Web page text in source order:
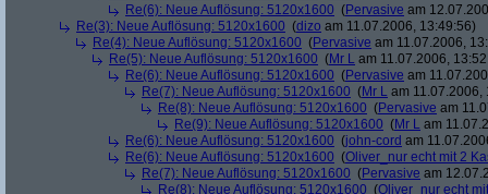
Re(6): Neue Auflösung: 5120x1600 (Pervasive am
Re(3): Neue Auflösung: 5120x1600 (dizo am 11.07.2006, 13:49:56)
Re(4): Neue Auflösung: 5120x1600 (Pervasive am 11.07.2006,
Re(5): Neue Auflösung: 5120x1600 (Mr L am 11.07.2006,
Re(6): Neue Auflösung: 5120x1600 (Pervasive am
Re(7): Neue Auflösung: 5120x1600 (Mr L am 11.07.2006,
Re(8): Neue Auflösung: 5120x1600 (Pervasive am
Re(9): Neue Auflösung: 5120x1600 (Mr L am
Re(6): Neue Auflösung: 5120x1600 (john-cord am
Re(6): Neue Auflösung: 5120x1600 (Oliver_nur echt mit 2
Re(7): Neue Auflösung: 5120x1600 (Pervasive am
Re(8): Neue Auflösung: 5120x1600 (Oliver_nur echt